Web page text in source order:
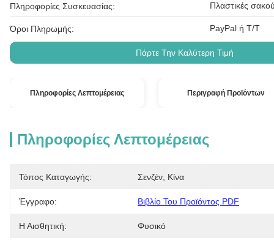
Πληροφορίες Συσκευασίας: Πλαστικές
Όροι Πληρωμής: PayPal ή T/T
Πάρτε Την Καλύτερη Τιμή
Πληροφορίες Λεπτομέρειας Περιγραφή Προϊόντων
Πληροφορίες Λεπτομέρειας
Τόπος Καταγωγής: Σενζέν, Κίνα
Έγγραφο: Βιβλίο Του Προϊόντος PDF
Η Αισθητική: Φυσικό